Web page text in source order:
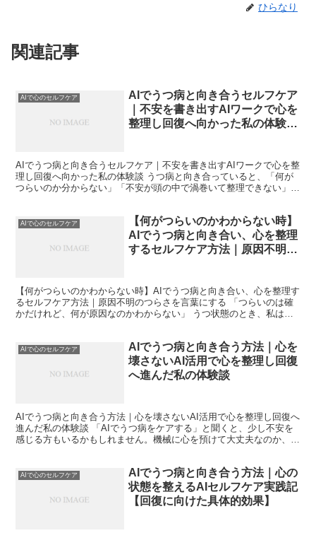
ひらなり
関連記事
AIで心のセルフケア
AIでうつ病と向き合うセルフケア
｜不安を書き出すAIワークで心を
整理し回復へ向かった私の体験談
AIでうつ病と向き合うセルフケア｜不安を書き出すAIワークで心を整
理し回復へ向かった私の体験談 うつ病と向き合っていると、「何が
つらいのか分からない」「不安が頭の中で渦巻いて整理できない」と
AIで心のセルフケア
【何がつらいのかわからない時】
AIでうつ病と向き合い、心を整理
するセルフケア方法｜原因不明の
【何がつらいのかわからない時】AIでうつ病と向き合い、心を整理す
るセルフケア方法｜原因不明のつらさを言葉にする 「つらいのは確
かだけれど、何が原因なのかわからない」 うつ状態のとき、私はこ
AIで心のセルフケア
AIでうつ病と向き合う方法｜心を
壊さないAI活用で心を整理し回復
へ進んだ私の体験談
AIでうつ病と向き合う方法｜心を壊さないAI活用で心を整理し回復へ
進んだ私の体験談 「AIでうつ病をケアする」と聞くと、少し不安を
感じる方もいるかもしれません。機械に心を預けて大丈夫なのか、余
AIで心のセルフケア
AIでうつ病と向き合う方法｜心の
状態を整えるAIセルフケア実践記
【回復に向けた具体的効果】